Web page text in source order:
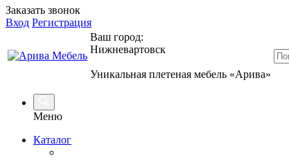
Заказать звонок
Вход Регистрация
Ваш город:
Нижневартовск
Уникальная плетеная мебель «Арива»
Меню
Каталог